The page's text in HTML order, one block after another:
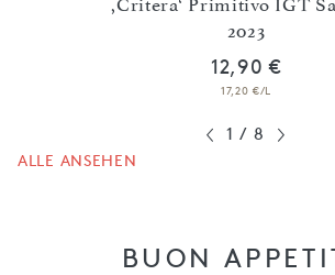
,Critera‘ Primitivo IGT
2023
12,90 €
17,20 €/L
1 / 8
ALLE ANSEHEN
BUON